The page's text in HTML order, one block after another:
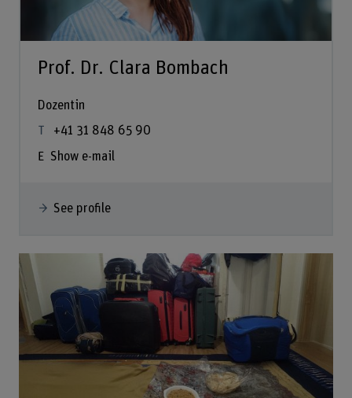
Prof. Dr. Clara Bombach
Dozentin
+41 31 848 65 90
Show e-mail
See profile